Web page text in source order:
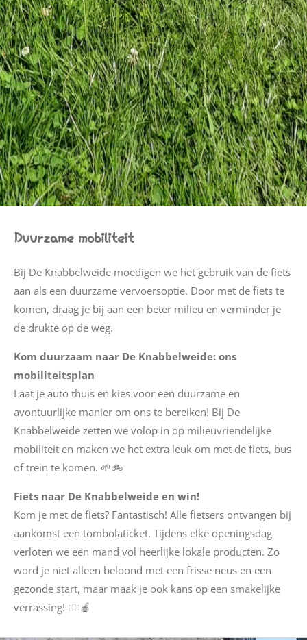
Duurzame mobiliteit
Bij De Knabbelweide moedigen we het gebruik van de fiets
aan als een duurzame vervoersoptie. Door met de fiets te
komen, draag je bij aan een beter milieu en verminder je
de drukte op de weg.
Kom duurzaam naar De Knabbelweide: ons
mobiliteitsplan
Laat je auto thuis en kies voor een duurzame en
avontuurlijke manier om ons te bereiken! Bij De
Knabbelweide zetten we volop in op milieuvriendelijke
mobiliteit en maken we het extra leuk om met de fiets, bus
of trein te komen. 🌱🚲
Fiets naar De Knabbelweide en win!
Kom je met de fiets? Fantastisch! Alle fietsers ontvangen bij
aankomst een tombolaticket. Tijdens elke openingsdag
verloten we een mand vol heerlijke lokale producten. Zo
word je niet alleen beloond met een frisse neus en een
gezonde start, maar maak je ook kans op een smakelijke
verrassing! 🚴‍♂️🍎